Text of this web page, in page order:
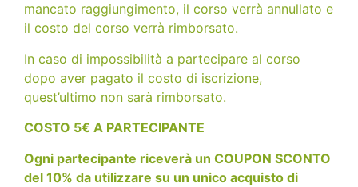
mancato raggiungimento, il corso verrà annullato e
il costo del corso verrà rimborsato.
In caso di impossibilità a partecipare al corso
dopo aver pagato il costo di iscrizione,
quest’ultimo non sarà rimborsato.
COSTO 5€ A PARTECIPANTE
Ogni partecipante riceverà un COUPON SCONTO
del 10% da utilizzare su un unico acquisto di